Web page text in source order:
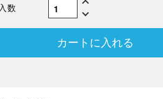
数
カートに入れる